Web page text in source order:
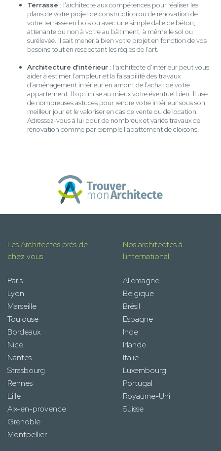
Terrasse : l'architecte aux compétences pour réaliser les
plans de votre projet de construction ou de rénovation de
votre terrasse en bois ou avec une simple dalle de béton,
attenante ou non à votre au bâtiment, à même le sol ou
surélevée. Il sait mener à bien votre projet en fonction de vos
besoins tout en respectant les règles de l’art.
Architecture d'intérieur : l'architecte d'intérieur peut vous
aider à estimer l’ampleur et la faisabilité des travaux
d’aménagement intérieur en amont de l'achat de votre
appartement. Il optimise au mieux votre éventuel bien. Il use
de nombreuses astuces pour rendre votre intérieur sous son
meilleur jour et le valoriser en cas de vente ou de location.
Adressez-vous à lui pour de nombreux et variés travaux de
rénovation comme par exemple l'abattement de cloisons.
Les Architectes près de
chez vous
Paris
Lyon
Marseille
Toulouse
Bordeaux
Nice
Nantes
Strasbourg
Rennes
Lille
Aix-en-provence
Grenoble
Montpellier
Nos architectes à
l'international
Allemagne
Belgique
Brésil
Espagne
Inde
Irlande
Italie
Luxembourg
Portugal
Royaume-Uni
Suisse